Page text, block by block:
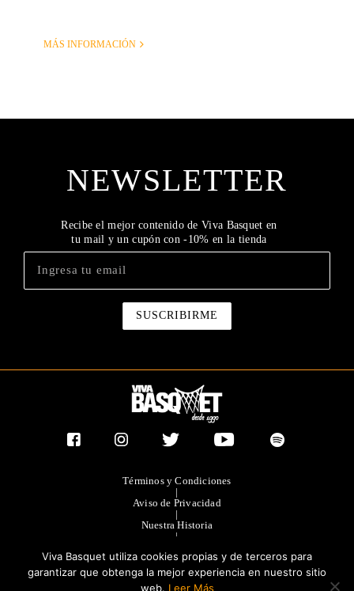
MÁS INFORMACIÓN
NEWSLETTER
Recibe el mejor contenido de Viva Basquet en
tu mail y un cupón con -10% en la tienda
Términos y Condiciones
|
Aviso de Privacidad
|
Nuestra Historia
|
|
Publicidad
Viva Basquet utiliza cookies propias y de terceros para
garantizar que obtenga la mejor experiencia en nuestro sitio
web. Leer Más